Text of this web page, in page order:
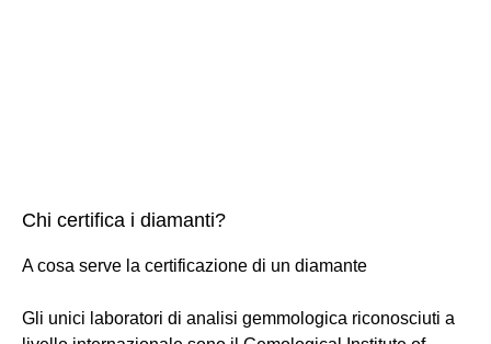
Chi certifica i diamanti?
A cosa serve la certificazione di un diamante
Gli unici laboratori di analisi gemmologica riconosciuti a